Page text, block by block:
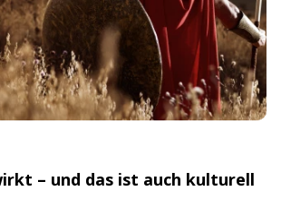
– und das ist auch kulturell